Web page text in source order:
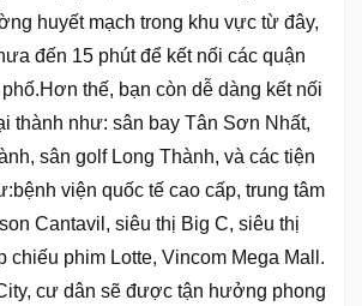
huyết mạch trong khu vực từ đây,
đến 15 phút để kết nối các quận
thế, bạn còn dễ dàng kết nối
thành như: sân bay Tân Sơn Nhất,
sân golf Long Thành, và các tiện
viện quốc tế cao cấp, trung tâm
Cantavil, siêu thị Big C, siêu thị
chiếu phim Lotte, Vincom Mega Mall.
cư dân sẽ được tận hưởng phong